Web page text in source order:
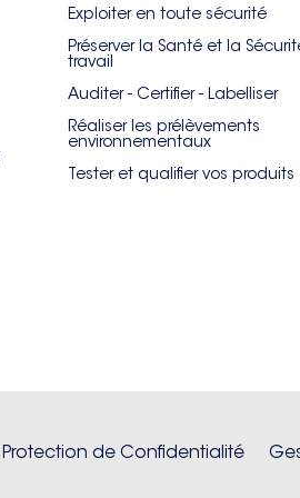
Exploiter en toute sécurité
Préserver la Santé et la
travail
Auditer - Certifier - Labelliser
Réaliser les prélèvements
environnementaux
Tester et qualifier vos produits
Protection de Confidentialité